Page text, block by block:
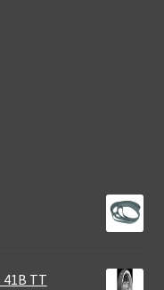
41B TT